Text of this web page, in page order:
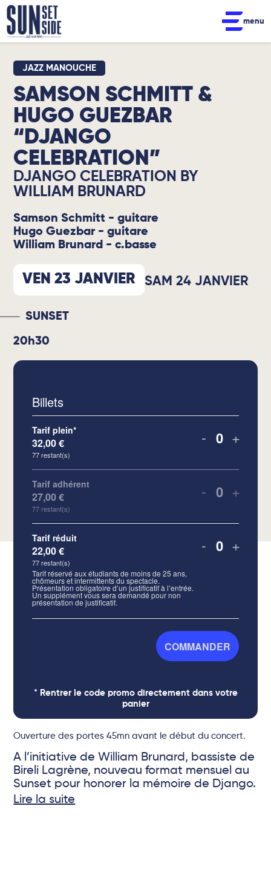
menu
JAZZ MANOUCHE
SAMSON SCHMITT &
HUGO GUEZBAR
“DJANGO
CELEBRATION”
DJANGO CELEBRATION BY
WILLIAM BRUNARD
Samson Schmitt - guitare
Hugo Guezbar - guitare
William Brunard - c.basse
VEN 23 JANVIER SAM 24 JANVIER
SUNSET
20h30
Billets
Tarif plein*
32,00€
77restant(s)
- Quantité
+
Tarif adhérent
27,00€
77 restant(s)
- Quantité
+
Tarif réduit
Tarif réservé aux étudiants de moins de 25 ans,
chômeurs et intermittents du spectacle.
Présentation obligatoire d’un justificatif à l’entrée.
Un supplément vous sera demandé pour non
présentation de justificatif.
22,00€
77restant(s)
- Quantité
+
COMMANDER
* Rentrer le code promo directement dans votre
panier
Ouverture des portes 45mn avant le début du concert.
A l’initiative de William Brunard, bassiste de
Bireli Lagrène, nouveau format mensuel au
Sunset pour honorer la mémoire de Django.
Lire la suite